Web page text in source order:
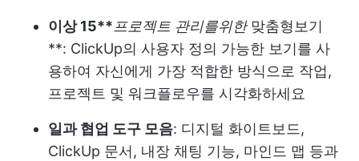
이상 15**프로젝트 관리를위한 맞춤형보기
**: ClickUp의 사용자 정의 가능한 보기를 사
용하여 자신에게 가장 적합한 방식으로 작업,
프로젝트 및 워크플로우를 시각화하세요
일과 협업 도구 모음: 디지털 화이트보드,
ClickUp 문서, 내장 채팅 기능, 마인드 맵 등과